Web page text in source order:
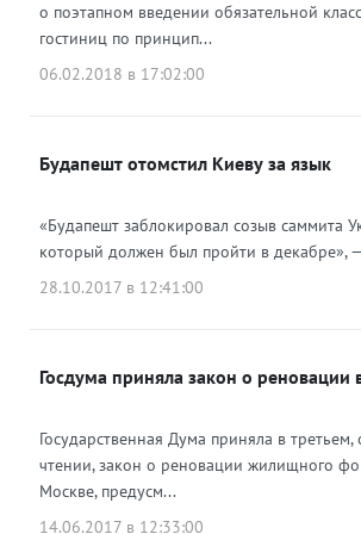
о поэтапном введении обязательной
гостиниц по принцип...
06.02.2018 в 17:02:00
Будапешт отомстил Киеву за язык
«Будапешт заблокировал созыв саммита
который должен был пройти в декабре»,
28.10.2017 в 12:41:00
Госдума приняла закон о реновации
Государственная Дума приняла в
чтении, закон о реновации жилищного
Москве, предусм...
14.06.2017 в 12:33:00